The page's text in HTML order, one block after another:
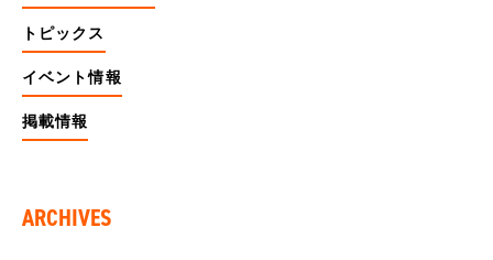
トピックス
イベント情報
掲載情報
ARCHIVES